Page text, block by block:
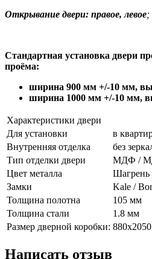
Открывание двери: правое, левое;
Стандартная установка двери
проёма:
ширина 900 мм +/-10 мм,
ширина 1000 мм +/-10 мм,
Характеристики двери
Для установки
в
Внутренняя отделка
без
Тип отделки двери
МДФ /
Цвет металла
Шагрень
Замки
Kale /
Толщина полотна
105 мм
Толщина стали
1.8 мм
Размер дверной коробки:
Написать отзыв